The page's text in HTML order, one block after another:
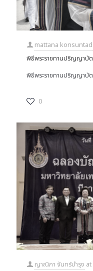
mattana konsuntad
พิธีพระราชทานปริญญาบั
พิธีพระราชทานปริญญาบั
0
ญาณิภา จันทร์บำรุง at